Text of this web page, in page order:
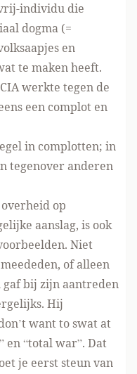
individu die
dogma (=
en
te maken heeft.
werkte tegen de
een complot en
in complotten; in
tegenover anderen
op
aanslag, is ook
Niet
of alleen
gaf bij zijn aantreden
Hij
want to swat at
en “total war”. Dat
je eerst steun van